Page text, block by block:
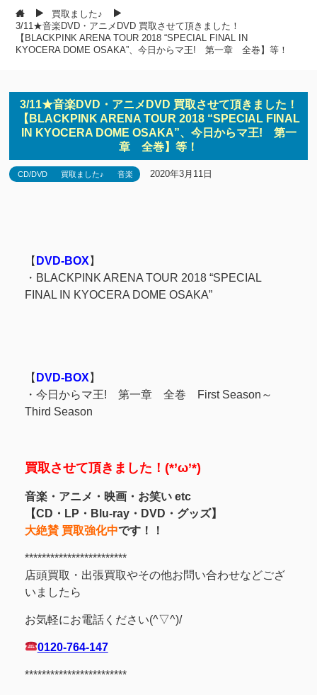
買取ました♪
3/11★音楽DVD・アニメDVD 買取させて頂きました！
【BLACKPINK ARENA TOUR 2018 “SPECIAL FINAL IN
KYOCERA DOME OSAKA”、今日からマ王! 第一章 全巻】等！
3/11★音楽DVD・アニメDVD 買取させて頂きました！
【BLACKPINK ARENA TOUR 2018 “SPECIAL FINAL
IN KYOCERA DOME OSAKA”、今日からマ王! 第一
章 全巻】等！
CD/DVD 買取ました♪ 音楽 2020年3月11日
【 DVD-BOX 】
・ BLACKPINK ARENA TOUR 2018 “SPECIAL
FINAL IN KYOCERA DOME OSAKA”
【 DVD-BOX 】
・ 今日からマ王! 第一章 全巻
First Season～
Third Season
買取させて頂きました！(*’ω’*)
音楽・アニメ・映画・お笑い etc
【CD・LP・Blu-ray・DVD・グッズ】
大絶賛 買取強化中です！！
************************
店頭買取・出張買取やその他お問い合わせなどござ
いましたら
お気軽にお電話ください(^▽^)/
0120-764-147
************************